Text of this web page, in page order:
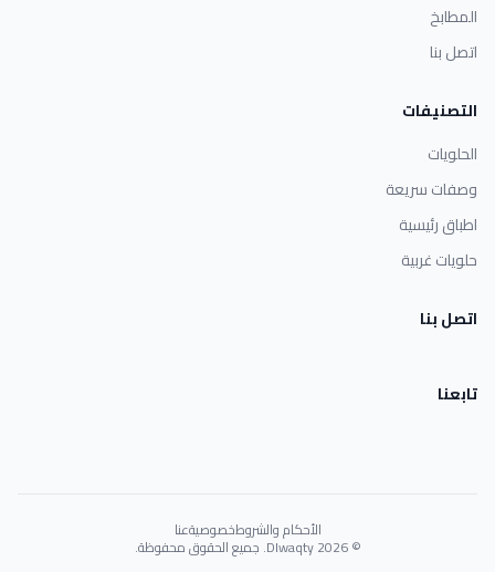
المطابخ
اتصل بنا
التصنيفات
الحلويات
وصفات سريعة
اطباق رئيسية
حلويات غربية
اتصل بنا
تابعنا
الأحكام والشروطخصوصيةعنا
© 2026 Dlwaqty. جميع الحقوق محفوظة.